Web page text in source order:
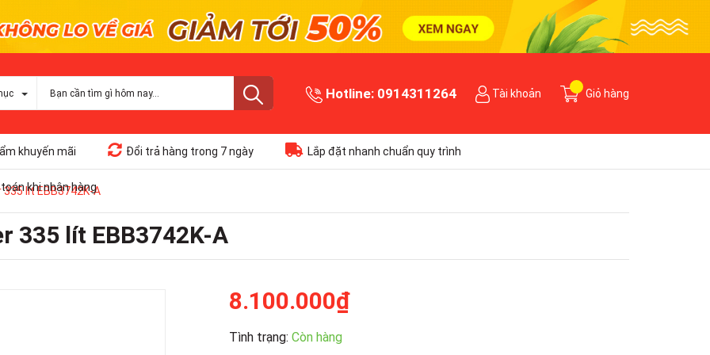
Hotline: 0914311264 Tài khoản Giỏ hàng
khuyến mãi Đổi trả hàng trong 7 ngày Lắp đặt nhanh chuẩn quy trình
khi nhận hàng
lít EBB3742K-A
335 lít EBB3742K-A
8.100.000₫
Tình trạng: Còn hàng